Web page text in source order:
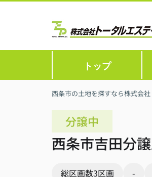
トップ
西条市の土地を探すなら株式会
分譲中
西条市吉田分
総区画数3区画 -